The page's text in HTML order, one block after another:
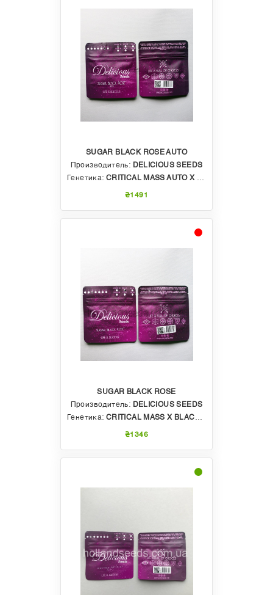
SUGAR BLACK ROSE AUTO
Производитель: DELICIOUS SEEDS
Генетика: CRITICAL MASS AUTO X BLACK DOMINA 98 AUTO
₴1491
SUGAR BLACK ROSE
Производитель: DELICIOUS SEEDS
Генетика: CRITICAL MASS X BLACK DOMINA
₴1346